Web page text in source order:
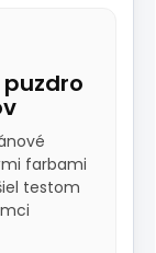
farbami
testom